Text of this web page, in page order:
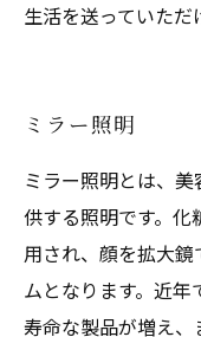
生活を送っていただ
ミラー照明
ミラー照明とは、
供する照明です。
用され、顔を拡大
ムとなります。近
寿命な製品が増え